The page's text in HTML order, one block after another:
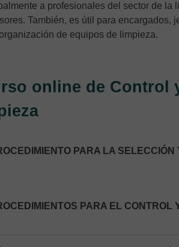
a profesionales del sector de
También, es útil para
de equipos de limpieza.
online de Control
PARA LA
PARA EL CONTROL